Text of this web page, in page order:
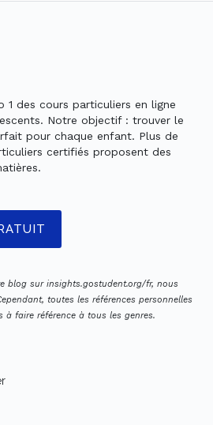
1 des cours particuliers en ligne
Notre objectif : trouver le
pour chaque enfant. Plus de
certifiés proposent des
blog sur insights.gostudent.org/fr, nous
toutes les références personnelles
à faire référence à tous les genres.